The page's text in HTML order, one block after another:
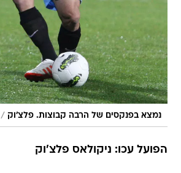
נמצא בפנקסים של הרבה קבוצות. פלצ'וק /
הפועל עכו: ניקולאס פלצ'וק